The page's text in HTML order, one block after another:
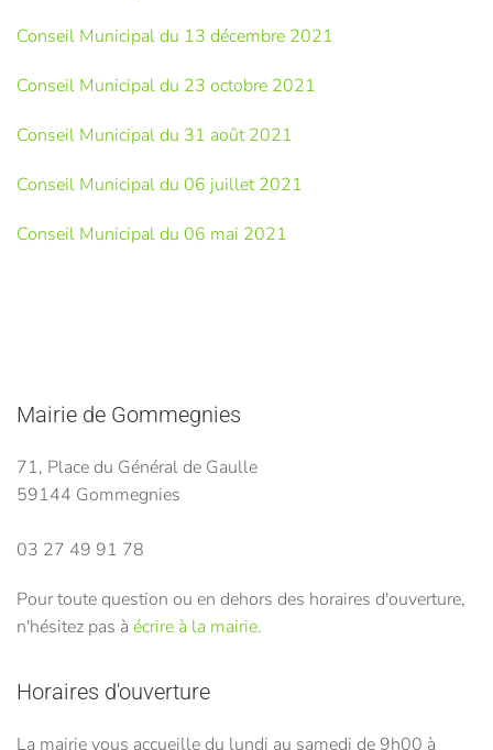
Conseil Municipal du 13 décembre 2021
Conseil Municipal du 23 octobre 2021
Conseil Municipal du 31 août 2021
Conseil Municipal du 06 juillet 2021
Conseil Municipal du 06 mai 2021
Mairie de Gommegnies
71, Place du Général de Gaulle
59144 Gommegnies
03 27 49 91 78
Pour toute question ou en dehors des horaires d'ouverture,
n'hésitez pas à écrire à la mairie.
Horaires d'ouverture
La mairie vous accueille du lundi au samedi de 9h00 à